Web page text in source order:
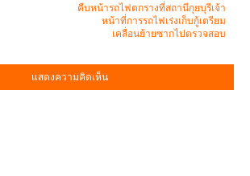
คืบหน้ารถไฟตกรางที่สถานีกุยบุรีเจ้า
หน้าที่การรถไฟเร่งเก็บกู้เตรียม
เคลื่อนย้ายซากไปตรวจสอบ
แสดงความคิดเห็น